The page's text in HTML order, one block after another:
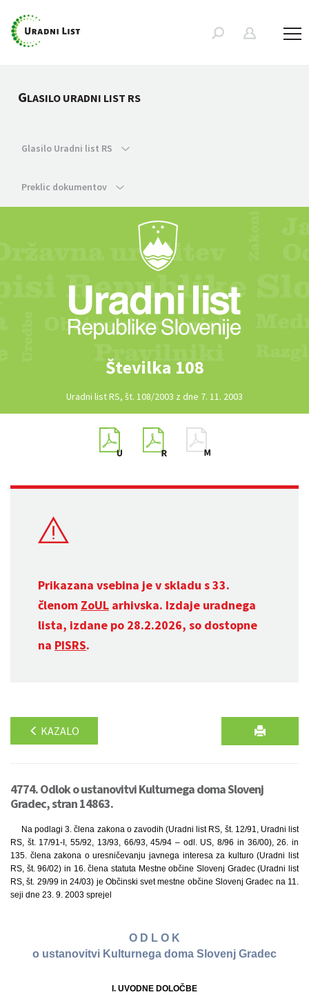
GLASILO URADNI LIST RS
Glasilo Uradni list RS
Preklic dokumentov
Številka 108
Uradni list RS, št. 108/2003 z dne 7. 11. 2003
Prikazana vsebina je v skladu s 33.
členom ZoUL arhivska. Izdaje uradnega
lista, izdane po 28.2.2026, so dostopne
na PISRS.
KAZALO
4774. Odlok o ustanovitvi Kulturnega doma Slovenj
Gradec, stran 14863.
Na podlagi 3. člena zakona o zavodih (Uradni list RS, št. 12/91, Uradni list
RS, št. 17/91-I, 55/92, 13/93, 66/93, 45/94 – odl. US, 8/96 in 36/00), 26. in
135. člena zakona o uresničevanju javnega interesa za kulturo (Uradni list
RS, št. 96/02) in 16. člena statuta Mestne občine Slovenj Gradec (Uradni list
RS, št. 29/99 in 24/03) je Občinski svet mestne občine Slovenj Gradec na 11.
seji dne 23. 9. 2003 sprejel
O D L O K
o ustanovitvi Kulturnega doma Slovenj Gradec
I. UVODNE DOLOČBE